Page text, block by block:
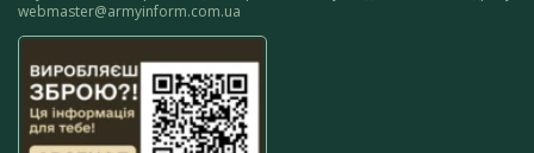
webmaster@armyinform.com.ua